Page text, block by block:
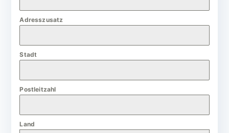
m
a
y
Adresszusatz
Stadt
Postleitzahl
Land